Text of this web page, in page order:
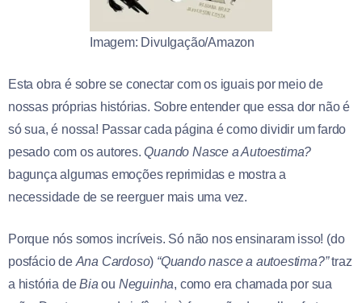
Imagem: Divulgação/Amazon
Esta obra é sobre se conectar com os iguais por meio de
nossas próprias histórias. Sobre entender que essa dor não é
só sua, é nossa! Passar cada página é como dividir um fardo
pesado com os autores.Quando Nasce a Autoestima?
bagunça algumas emoções reprimidas e mostra a
necessidade de se reerguer mais uma vez.
Porque nós somos incríveis. Só não nos ensinaram isso! (do
posfácio de Ana Cardoso) “Quando nasce a autoestima?”traz
a história deBia ou Neguinha, como era chamada por sua